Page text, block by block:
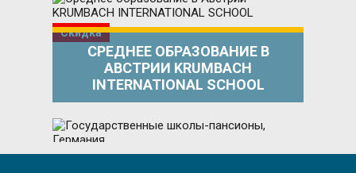
Скидка
СРЕДНЕЕ ОБРАЗОВАНИЕ В
АВСТРИИ KRUMBACH
INTERNATIONAL SCHOOL